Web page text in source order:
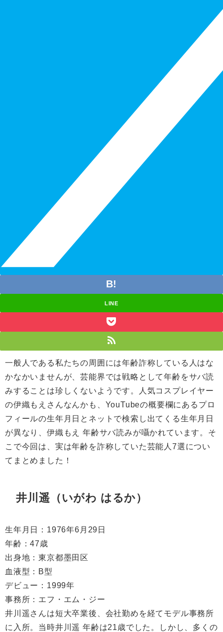
LINE
一般人である私たちの周囲には年齢詐称している人はな
かなかいませんが、芸能界では戦略として年齢をサバ読
みすることは珍しくないようです。人気コスプレイヤー
の伊織もえさんなんかも、 YouTubeの概要欄にあるプロ
フィールの生年月日とネットで検索し出てくる生年月日
が異なり、 伊織もえ 年齢サバ読みが囁かれています。そ
こで今回は、実は年齢を詐称していた芸能人 7選につい
てまとめました！
井川遥（いがわ はるか）
生年月日： 1976年6 月 29 日
年齢：47歳
出身地：東京都墨田区
血液型：
B型
デビュー： 1999年
事務所：エフ・エム・ジー
井川遥さんは短大卒業後、会社勤めを経てモデル事務所
に入所。当時井川遥 年齢は21歳でした。しかし、多くの